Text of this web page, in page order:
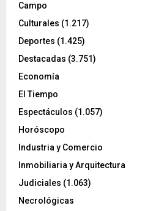
Campo
Culturales (1.217)
Deportes (1.425)
Destacadas (3.751)
Economía
El Tiempo
Espectáculos (1.057)
Horóscopo
Industria y Comercio
Inmobiliaria y Arquitectura
Judiciales (1.063)
Necrológicas